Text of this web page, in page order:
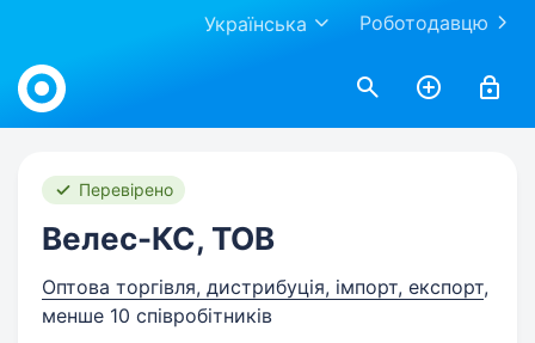
Роботодавцю
Українська
Work.ua
Перевірено
Велес-КС, ТОВ
Оптова торгівля, дистрибуція, імпорт, експорт,
менше 10 співробітників